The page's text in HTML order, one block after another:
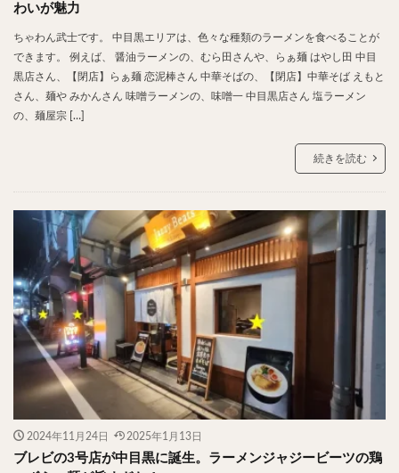
わいが魅力
ちゃわん武士です。 中目黒エリアは、色々な種類のラーメンを食べることが
できます。 例えば、 醤油ラーメンの、むら田さんや、らぁ麺 はやし田 中目
黒店さん、【閉店】らぁ麺 恋泥棒さん 中華そばの、【閉店】中華そば えもと
さん、麺や みかんさん 味噌ラーメンの、味噌一 中目黒店さん 塩ラーメン
の、麺屋宗 […]
続きを読む
2024年11月24日 2025年1月13日
ブレビの3号店が中目黒に誕生。ラーメンジャジービーツの鶏
バイキング
沖縄料理 北京料理 広東料理 タイ料理
フレンチ メキシカン 閉店